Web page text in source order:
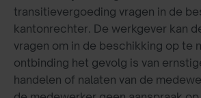
transitievergoeding vragen in de
kantonrechter. De werkgever kan
vragen om in de beschikking op te
ontbinding het gevolg is van
handelen of nalaten van de